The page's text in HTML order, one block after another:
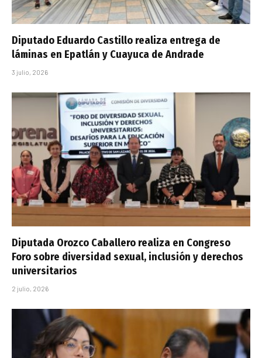
Diputado Eduardo Castillo realiza entrega de
láminas en Epatlán y Cuayuca de Andrade
3 julio, 2026
Diputada Orozco Caballero realiza en Congreso
Foro sobre diversidad sexual, inclusión y derechos
universitarios
2 julio, 2026